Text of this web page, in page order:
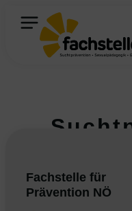
Fachstelle für
Prävention NÖ